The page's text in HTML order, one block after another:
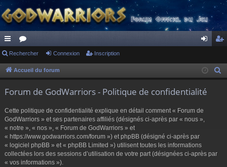
ac
co
s
or
u ne cri
Rechercher Connexion Inscription
Accueil du forum
Forum de GodWarriors - Politique de confidentialité
Cette politique de confidentialité explique en détail comment « Forum de
GodWarriors » et ses partenaires affiliés (désignés ci-après par « nous »,
« notre », « nos », « Forum de GodWarriors » et
« https://www.godwarriors.com/forum ») et phpBB (désigné ci-après par
« logiciel phpBB » et « phpBB Limited ») utilisent toutes les informations
collectées lors des sessions d’utilisation de votre part (désignées ci-après par
« vos informations »).